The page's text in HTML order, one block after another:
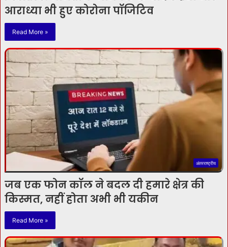
आराध्या भी हुए कोरोना पॉजिटिव
Read More »
अंतरराष्ट्रीय
जब एक फोन कॉल ने बदल दी हमारे क्षेत्र की
किस्मत, नहीं होता अभी भी यकीन
Read More »